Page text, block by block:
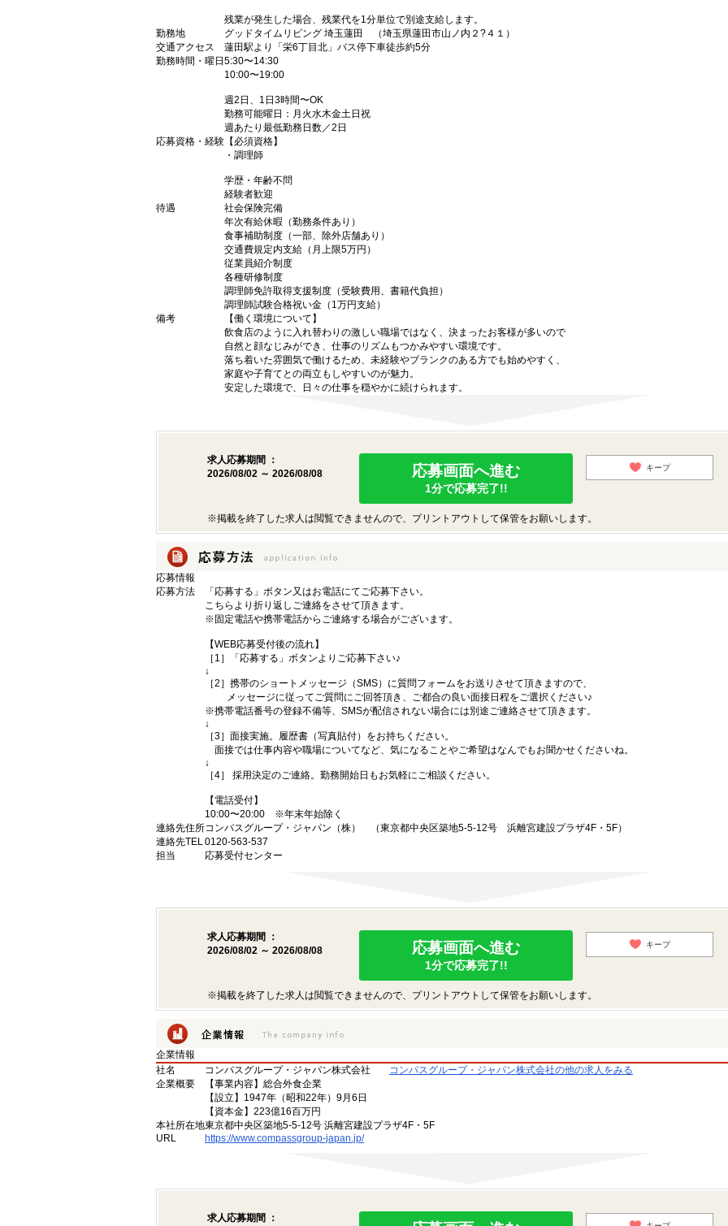
残業が発生した場合、残業代を1分単位で別途支給します。
勤務地
グッドタイムリビング 埼玉蓮田 （埼玉県蓮田市山ノ内２?４１）
交通アクセス
蓮田駅より「栄6丁目北」バス停下車徒歩約5分
勤務時間・曜日 5:30〜14:30
10:00〜19:00
週2日、1日3時間〜OK
勤務可能曜日：月火水木金土日祝
週あたり最低勤務日数／2日
応募資格・経験 【必須資格】
・調理師
学歴・年齢不問
経験者歓迎
待遇
社会保険完備
年次有給休暇（勤務条件あり）
食事補助制度（一部、除外店舗あり）
交通費規定内支給（月上限5万円）
従業員紹介制度
各種研修制度
調理師免許取得支援制度（受験費用、書籍代負担）
調理師試験合格祝い金（1万円支給）
備考
【働く環境について】
飲食店のように入れ替わりの激しい職場ではなく、決まったお客様が多いので
自然と顔なじみができ、仕事のリズムもつかみやすい環境です。
落ち着いた雰囲気で働けるため、未経験やブランクのある方でも始めやすく、
家庭や子育てとの両立もしやすいのが魅力。
安定した環境で、日々の仕事を穏やかに続けられます。
求人応募期間 ：
2026/08/02 ～ 2026/08/08
応募画面へ進む
1分で応募完了!!
キープ
※掲載を終了した求人は閲覧できませんので、プリントアウトして保管をお願いします。
応募情報
応募方法
「応募する」ボタン又はお電話にてご応募下さい。
こちらより折り返しご連絡をさせて頂きます。
※固定電話や携帯電話からご連絡する場合がございます。
【WEB応募受付後の流れ】
［1］「応募する」ボタンよりご応募下さい♪
↓
［2］携帯のショートメッセージ（SMS）に質問フォームをお送りさせて頂きますので、
メッセージに従ってご質問にご回答頂き、ご都合の良い面接日程をご選択ください♪
※携帯電話番号の登録不備等、SMSが配信されない場合には別途ご連絡させて頂きます。
↓
［3］面接実施。履歴書（写真貼付）をお持ちください。
面接では仕事内容や職場についてなど、気になることやご希望はなんでもお聞かせくださいね。
↓
［4］ 採用決定のご連絡。勤務開始日もお気軽にご相談ください。
【電話受付】
10:00〜20:00 ※年末年始除く
連絡先住所コンパスグループ・ジャパン（株） （東京都中央区築地5-5-12号 浜離宮建設プラザ4F・5F）
連絡先TEL0120-563-537
担当
応募受付センター
求人応募期間 ：
2026/08/02 ～ 2026/08/08
応募画面へ進む
1分で応募完了!!
キープ
※掲載を終了した求人は閲覧できませんので、プリントアウトして保管をお願いします。
企業情報
社名
コンパスグループ・ジャパン株式会社
コンパスグループ・ジャパン株式会社の他の求人をみる
企業概要
【事業内容】総合外食企業
【設立】1947年（昭和22年）9月6日
【資本金】223億16百万円
本社所在地東京都中央区築地5-5-12号 浜離宮建設プラザ4F・5F
URL
https://www.compassgroup-japan.jp/
求人応募期間 ：